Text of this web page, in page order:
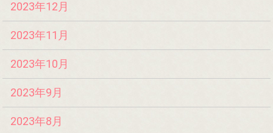
2023年12月
2023年11月
2023年10月
2023年9月
2023年8月